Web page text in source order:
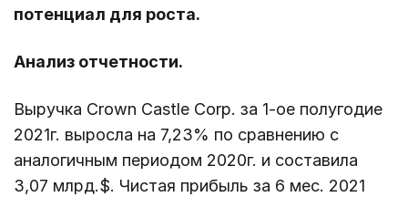
потенциал для роста.
Анализ отчетности.
Выручка Crown Castle Corp. за 1-ое полугодие
2021г. выросла на 7,23% по сравнению с
аналогичным периодом 2020г. и составила
3,07 млрд.$. Чистая прибыль за 6 мес. 2021